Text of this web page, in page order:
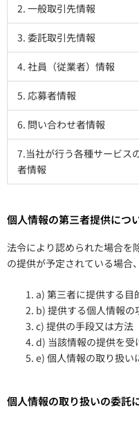
2. 一般取引先情報
3. 委託取引先情報
4. 社員（従業者）情報
5. 応募者情報
6. 問い合わせ者情報
7.当社が行う各種サービス
者情報
個人情報の第三者提供につ
法令により認められた場合を
の提供が予定されている場合
a) 第三者に提供する目
b) 提供する個人情報の
c) 提供の手段又は方法
d) 当該情報の提供を受
e) 個人情報の取り扱い
個人情報の取り扱いの委託